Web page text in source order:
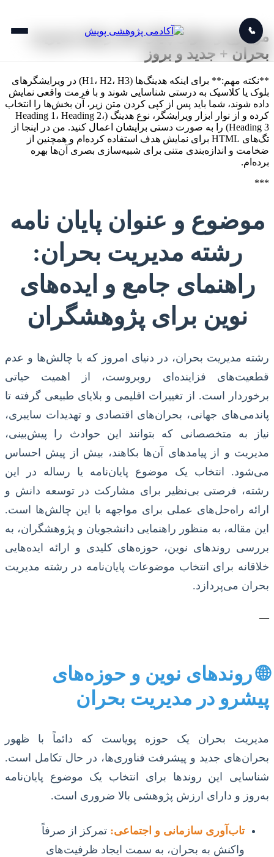
📞
موضوع و عنوان پایان نامه رشته مدیریت
بحران + جدید و بروز
**نکته مهم:** برای اینکه هدینگ‌ها (H1، H2، H3) در ویرایشگرهای
بلوک یا کلاسیک به درستی شناسایی شوند و با فرمت واقعی نمایش
داده شوند، شما باید پس از کپی کردن متن زیر، آن بخش‌ها را انتخاب
کرده و از نوار ابزار ویرایشگر، نوع هدینگ (Heading 1، Heading 2،
Heading 3) را به صورت دستی برایشان اعمال کنید. من در اینجا از
تگ‌های HTML برای نمایش هدف استفاده کرده‌ام و همچنین از
ضخامت و اندازه‌بندی متنی برای شبیه‌سازی بصری آن‌ها بهره
برده‌ام.
***
موضوع و عنوان پایان نامه
رشته مدیریت بحران:
راهنمای جامع و ایده‌های
نوین برای پژوهشگران
رشته مدیریت بحران، در دنیای امروز که با چالش‌ها و عدم
قطعیت‌های فزاینده‌ای روبروست، از اهمیت حیاتی
برخوردار است. از تغییرات اقلیمی و بلایای طبیعی گرفته تا
پاندمی‌های جهانی، بحران‌های اقتصادی و تهدیدات سایبری،
نیاز به متخصصانی که بتوانند این حوادث را پیش‌بینی،
مدیریت و از پیامدهای آن‌ها بکاهند، بیش از پیش احساس
می‌شود. انتخاب یک موضوع پایان‌نامه یا رساله در این
رشته، فرصتی بی‌نظیر برای مشارکت در توسعه دانش و
ارائه راه‌حل‌های عملی برای مواجهه با این چالش‌ها است.
این مقاله، به منظور راهنمایی دانشجویان و پژوهشگران، به
بررسی روندهای نوین، حوزه‌های کلیدی و ارائه ایده‌هایی
خلاقانه برای انتخاب موضوعات پایان‌نامه در رشته مدیریت
بحران می‌پردازد.
—
🌐 روندهای نوین و حوزه‌های
پیشرو در مدیریت بحران
مدیریت بحران یک حوزه پویاست که دائماً با ظهور
بحران‌های جدید و پیشرفت فناوری‌ها، در حال تکامل است.
شناسایی این روندها برای انتخاب یک موضوع پایان‌نامه
به‌روز و دارای ارزش پژوهشی بالا ضروری است.
تاب‌آوری سازمانی و اجتماعی: تمرکز از صرفاً
واکنش به بحران، به سمت ایجاد ظرفیت‌های